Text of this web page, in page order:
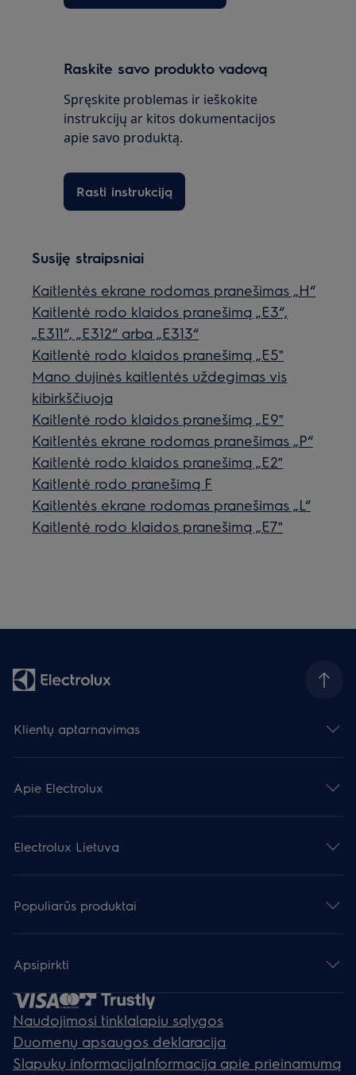
Raskite savo produkto vadovą
Spręskite problemas ir ieškokite
instrukcijų ar kitos dokumentacijos
apie savo produktą.
Rasti instrukciją
Susiję straipsniai
Kaitlentės ekrane rodomas pranešimas „H“
Kaitlentė rodo klaidos pranešimą „E3“,
„E311“, „E312“ arba „E313“
Kaitlentė rodo klaidos pranešimą „E5‟
Mano dujinės kaitlentės uždegimas vis
kibirkščiuoja
Kaitlentė rodo klaidos pranešimą „E9‟
Kaitlentės ekrane rodomas pranešimas „P“
Kaitlentė rodo klaidos pranešimą „E2‟
Kaitlentė rodo pranešimą F
Kaitlentės ekrane rodomas pranešimas „L“
Kaitlentė rodo klaidos pranešimą „E7‟
Klientų aptarnavimas
Apie Electrolux
Electrolux Lietuva
Populiarūs produktai
Apsipirkti
Naudojimosi tinklalapiu sąlygos
Duomenų apsaugos deklaracija
Slapukų informacijaInformacija apie prieinamumą